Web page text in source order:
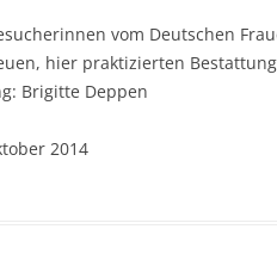
vom Deutschen
hier praktizierten
Brigitte Deppen
2014